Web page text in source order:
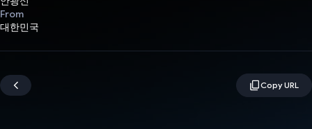
From
대한민국